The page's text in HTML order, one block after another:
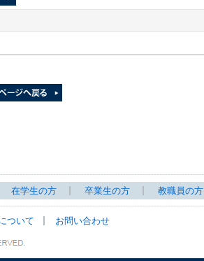
在学生の方 卒業生の方 教職員の方
ついて お問い合わせ